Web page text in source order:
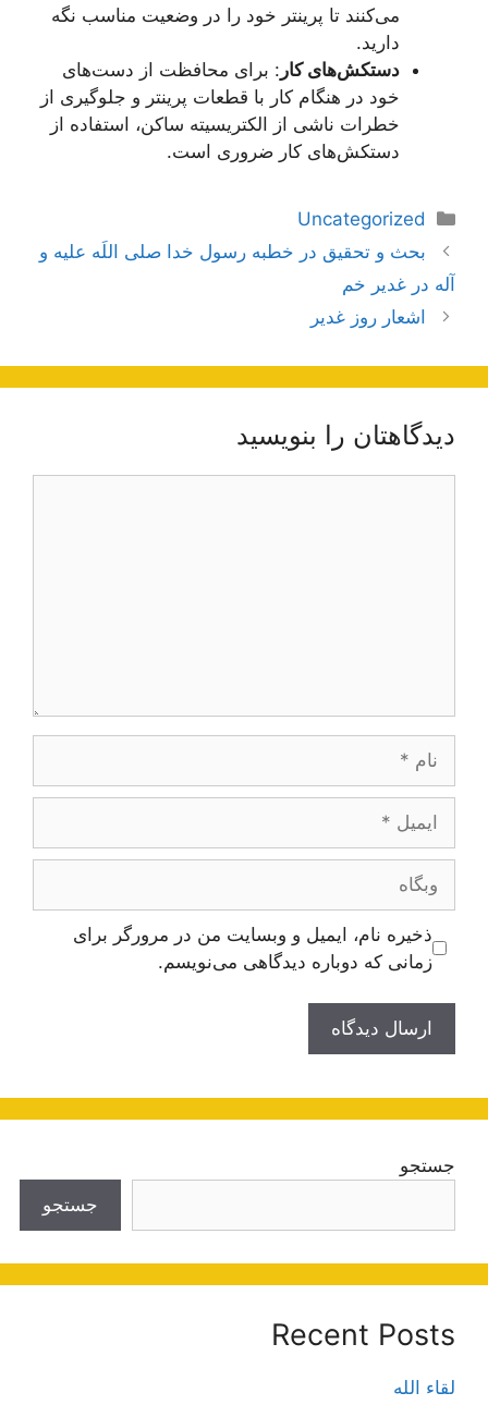
می‌کنند تا پرینتر خود را در وضعیت مناسب نگه
دارید.
دستکش‌های کار : برای محافظت از دست‌های
خود در هنگام کار با قطعات پرینتر و جلوگیری از
خطرات ناشی از الکتریسیته ساکن، استفاده از
دستکش‌های کار ضروری است.
دسته‌ها
Uncategorized
ناوبری
نوشته‌ها
بحث و تحقیق در خطبه رسول خدا صلى اللَه علیه و
آله در غدیر خم
اشعار روز غدیر
دیدگاهتان را بنویسید
وبگاه
ذخیره نام، ایمیل و وبسایت من در مرورگر برای
زمانی که دوباره دیدگاهی می‌نویسم.
جستجو
جستجو
Recent Posts
لقاء الله